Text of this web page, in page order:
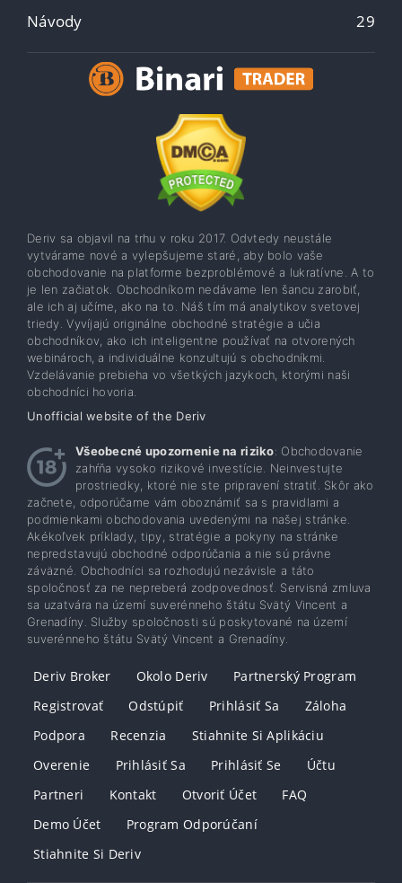
Návody 29
Deriv sa objavil na trhu v roku 2017. Odvtedy neustále
vytvárame nové a vylepšujeme staré, aby bolo vaše
obchodovanie na platforme bezproblémové a lukratívne. A to
je len začiatok. Obchodníkom nedávame len šancu zarobiť,
ale ich aj učíme, ako na to. Náš tím má analytikov svetovej
triedy. Vyvíjajú originálne obchodné stratégie a učia
obchodníkov, ako ich inteligentne používať na otvorených
webinároch, a individuálne konzultujú s obchodníkmi.
Vzdelávanie prebieha vo všetkých jazykoch, ktorými naši
obchodníci hovoria.
Unofficial website of the Deriv
Všeobecné upozornenie na riziko: Obchodovanie
zahŕňa vysoko rizikové investície. Neinvestujte
prostriedky, ktoré nie ste pripravení stratiť. Skôr ako
začnete, odporúčame vám oboznámiť sa s pravidlami a
podmienkami obchodovania uvedenými na našej stránke.
Akékoľvek príklady, tipy, stratégie a pokyny na stránke
nepredstavujú obchodné odporúčania a nie sú právne
záväzné. Obchodníci sa rozhodujú nezávisle a táto
spoločnosť za ne nepreberá zodpovednosť. Servisná zmluva
sa uzatvára na území suverénneho štátu Svätý Vincent a
Grenadíny. Služby spoločnosti sú poskytované na území
suverénneho štátu Svätý Vincent a Grenadíny.
Deriv Broker Okolo Deriv
Partnerský Program
Registrovať
Odstúpiť Prihlásiť Sa
Záloha
Podpora
Recenzia
Stiahnite Si Aplikáciu
Overenie
Prihlásiť Sa Prihlásiť Se
Účtu
Partneri
Kontakt Otvoriť Účet
FAQ
Demo Účet
Program Odporúčaní
Stiahnite Si Deriv